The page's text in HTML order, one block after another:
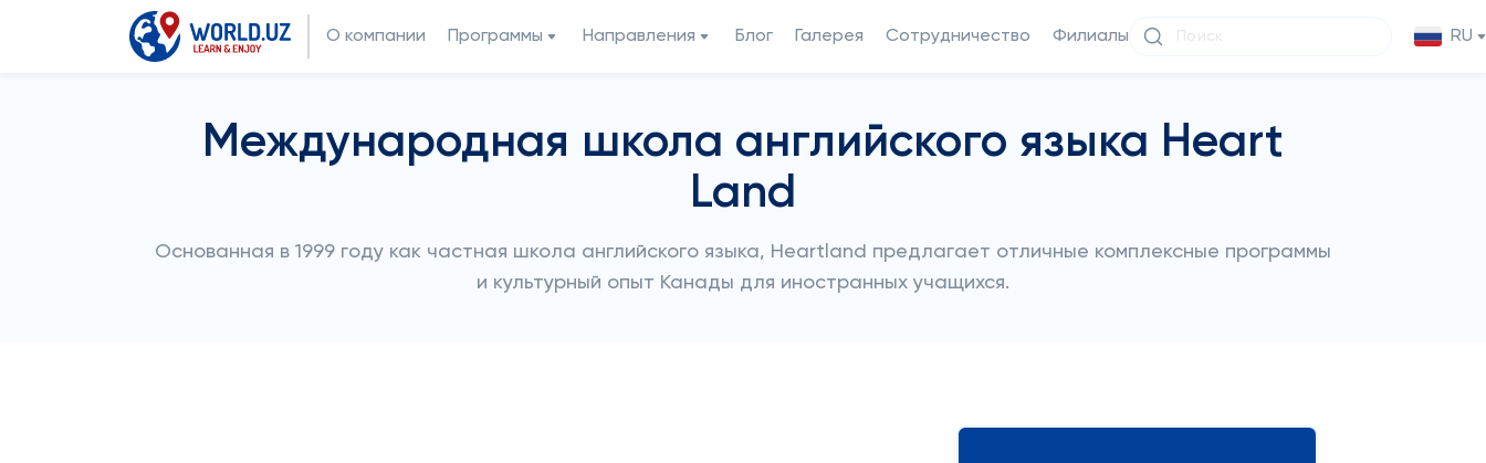
О компании Программы Направления Блог Галерея Сотрудничество Филиалы RU
Международная школа английского языка Heart
Land
Основанная в 1999 году как частная школа английского языка, Heartland предлагает отличные комплексные программы
и культурный опыт Канады для иностранных учащихся.